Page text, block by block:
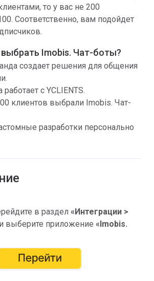
то у вас не 200
Соответственно, вам подойдет
Imobis. Чат-боты?
создает решения для общения
работает с YCLIENTS.
клиентов выбрали Imobis. Чат-
разработки персонально
в раздел «Интеграции >
и выберите приложение «Imobis.